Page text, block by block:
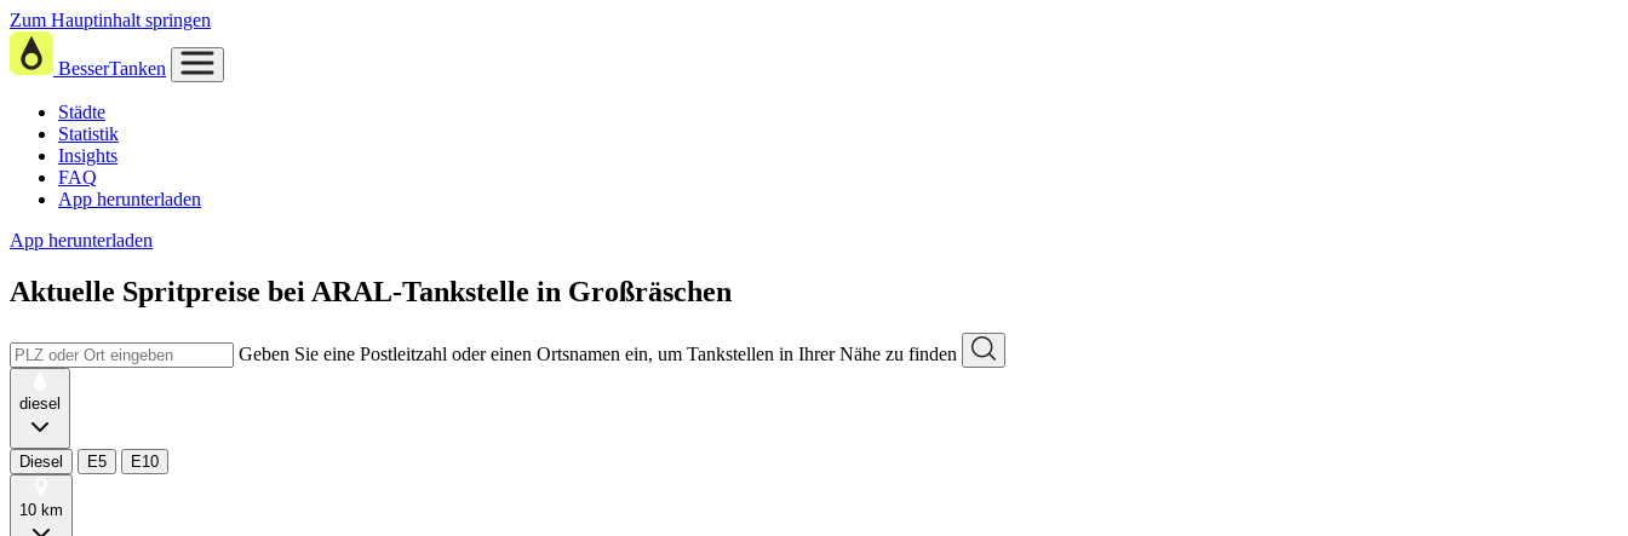
Zum Hauptinhalt springen
BesserTanken
Städte
Statistik
Insights
FAQ
App herunterladen
App herunterladen
Aktuelle Spritpreise bei ARAL-Tankstelle in Großräschen
Geben Sie eine Postleitzahl oder einen Ortsnamen ein, um Tankstellen in Ihrer Nähe zu finden
diesel
Diesel E5 E10
10 km